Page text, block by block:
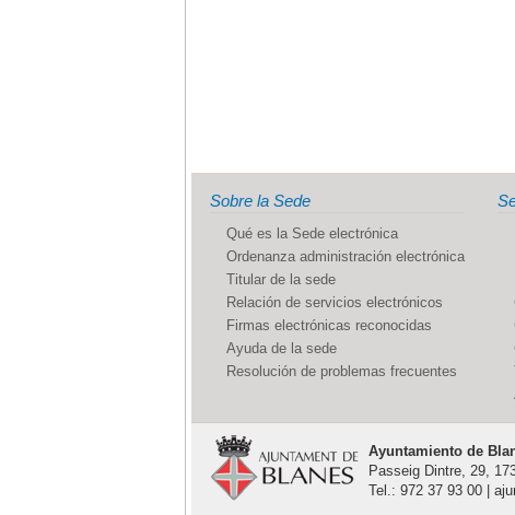
Sobre la Sede
Qué es la Sede electrónica
Ordenanza administración electrónica
Titular de la sede
Relación de servicios electrónicos
Firmas electrónicas reconocidas
Ayuda de la sede
Resolución de problemas frecuentes
Ayuntamiento de
Passeig Dintre, 29,
Tel.: 972 37 93 00 |